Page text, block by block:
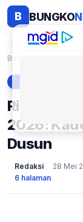
B BUNGKO
Beranda
Rincian
2026:
Dusun
Redaksi 28 Mei
6 halaman